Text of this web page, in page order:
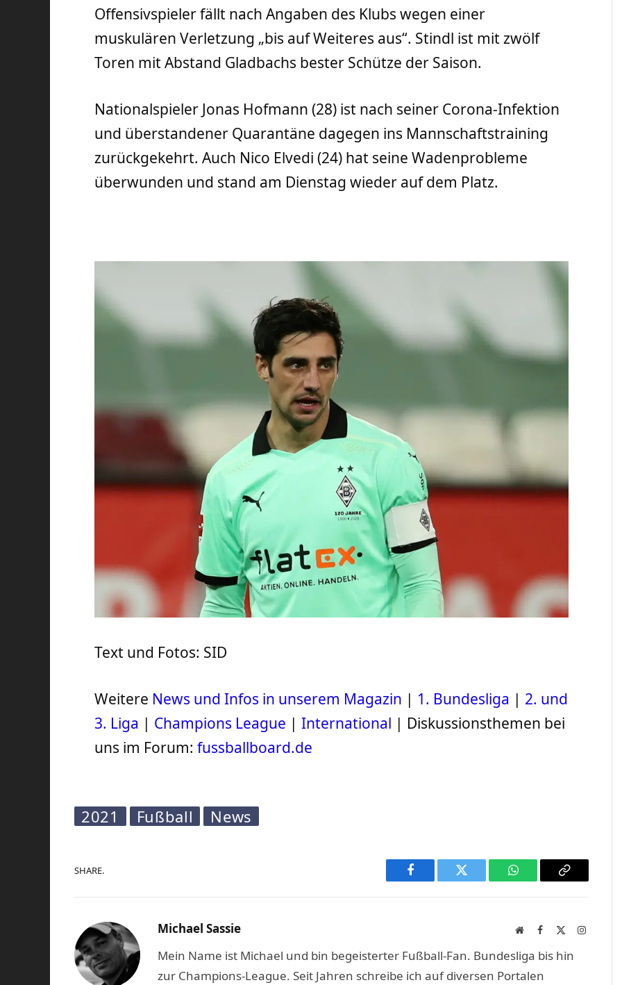
Offensivspieler fällt nach Angaben des Klubs wegen einer
muskulären Verletzung „bis auf Weiteres aus“. Stindl ist mit zwölf
Toren mit Abstand Gladbachs bester Schütze der Saison.
Nationalspieler Jonas Hofmann (28) ist nach seiner Corona-Infektion
und überstandener Quarantäne dagegen ins Mannschaftstraining
zurückgekehrt. Auch Nico Elvedi (24) hat seine Wadenprobleme
überwunden und stand am Dienstag wieder auf dem Platz.
Text und Fotos: SID
Weitere News und Infos in unserem Magazin | 1. Bundesliga | 2. und
3. Liga | Champions League |International | Diskussionsthemen bei
uns im Forum:fussballboard.de
2021 Fußball News
SHARE.
Facebook Twitter WhatsAppCopy
Michael Sassie WebsiteFacebook
Mein Name ist Michael und bin begeisterter Fußball-Fan. Bundesliga bis hin
zur Champions-League. Seit Jahren schreibe ich auf diversen Portalen